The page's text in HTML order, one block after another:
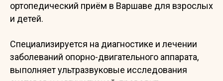
ортопедический приём в Варшаве для взрослых
и детей.
Специализируется на диагностике и лечении
заболеваний опорно-двигательного аппарата,
выполняет ультразвуковые исследования